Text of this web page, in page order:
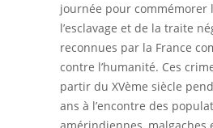
journée pour commémorer
l’esclavage et de la traite
reconnues par la France
contre l’humanité. Ces
partir du XVème siècle
ans à l’encontre des